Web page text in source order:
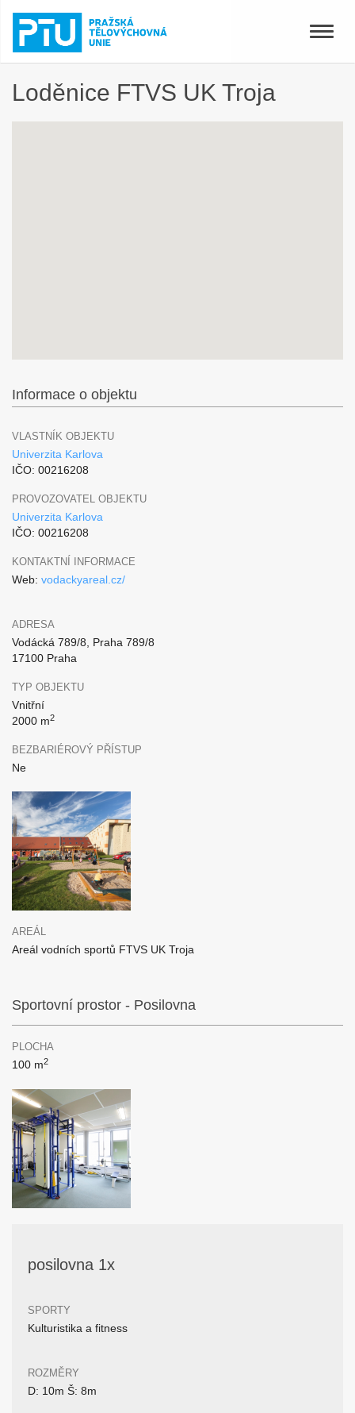
Toggle
Loděnice FTVS UK Troja
Informace o objektu
VLASTNÍK OBJEKTU
Univerzita Karlova
IČO: 00216208
PROVOZOVATEL OBJEKTU
Univerzita Karlova
IČO: 00216208
KONTAKTNÍ INFORMACE
Web: vodackyareal.cz/
ADRESA
Vodácká 789/8, Praha 789/8
17100 Praha
TYP OBJEKTU
Vnitřní
2000 m2
BEZBARIÉROVÝ PŘÍSTUP
Ne
AREÁL
Areál vodních sportů FTVS UK Troja
Sportovní prostor - Posilovna
PLOCHA
100 m2
posilovna 1x
SPORTY
Kulturistika a fitness
ROZMĚRY
D: 10m Š: 8m